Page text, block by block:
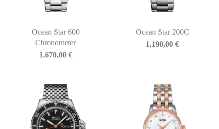
Ocean Star 600
Chronometer
1.670,00 €
Ocean Star 200C
1.190,00€